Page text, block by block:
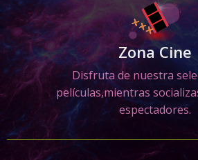
Zona Cine
Disfruta de nuestra
películas,mientras
espectadores.